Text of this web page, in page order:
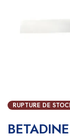
RUPTURE DE